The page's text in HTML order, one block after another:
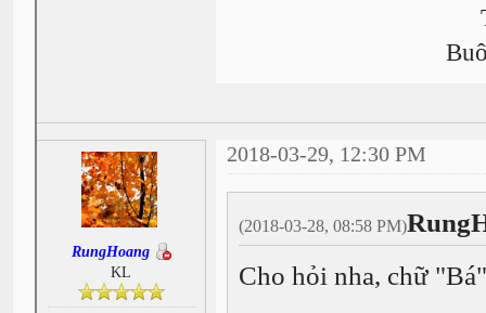
RungHoang
KL
2018-03-29, 12:30 PM
(2018-03-28, 08:58 PM)
Cho hỏi nha, chữ